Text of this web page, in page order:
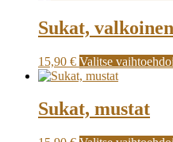
Sukat, valkoinen
15,90 € Valitse
Sukat, mustat